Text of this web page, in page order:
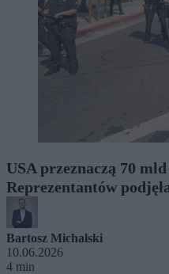
USA przeznaczą 70
Reprezentantów
Bartosz Michalski
10.06.2026
4 min